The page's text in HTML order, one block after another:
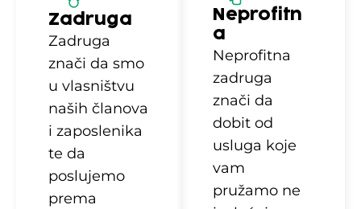
Zadruga
Zadruga
znači da smo
u vlasništvu
naših članova
i zaposlenika
te da
poslujemo
prema
Neprofitn
a
Neprofitna
zadruga
znači da
dobit od
usluga koje
vam
pružamo ne